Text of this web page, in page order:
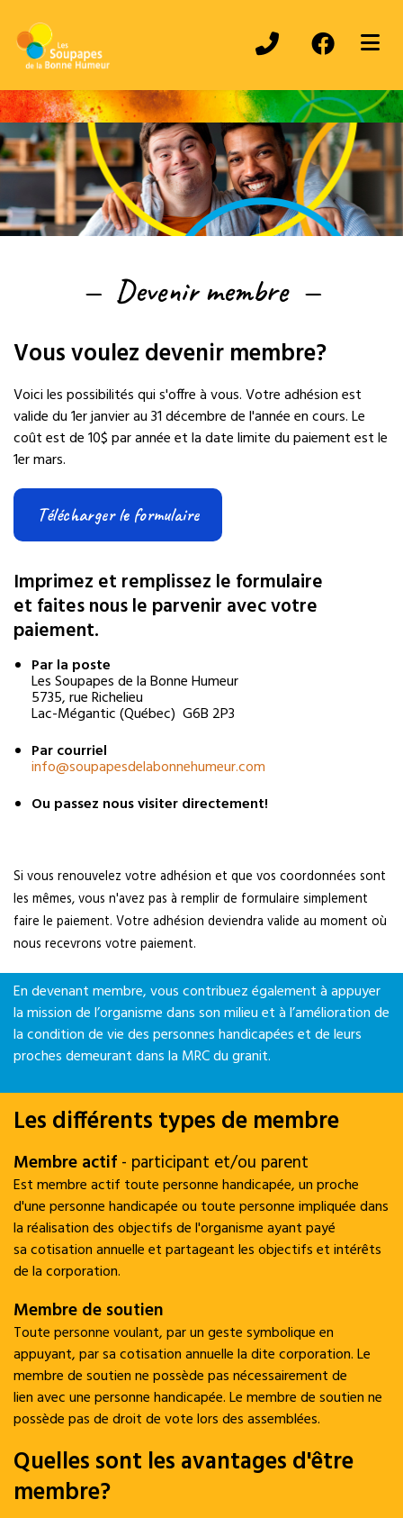
(Activités )
— Devenir membre —
Vous voulez devenir membre?
Voici les possibilités qui s'offre à vous. Votre adhésion est
valide du 1er janvier au 31 décembre de l'année en cours. Le
coût est de 10$ par année et la date limite du paiement est le
1er mars.
Télécharger le formulaire
Imprimez et remplissez le formulaire
et faites nous le parvenir avec votre
paiement.
Par la poste
Les Soupapes de la Bonne Humeur
5735, rue Richelieu
Lac-Mégantic (Québec) G6B 2P3
Par courriel
info@soupapesdelabonnehumeur.com
Ou passez nous visiter directement!
Si vous renouvelez votre adhésion et que vos coordonnées sont
les mêmes, vous n'avez pas à remplir de formulaire simplement
faire le paiement. Votre adhésion deviendra valide au moment où
nous recevrons votre paiement.
En devenant membre, vous contribuez également à appuyer
la mission de l’organisme dans son milieu et à l’amélioration de
la condition de vie des personnes handicapées et de leurs
proches demeurant dans la MRC du granit.
Les différents types de membre
Membre actif - participant et/ou parent
Est membre actif toute personne handicapée, un proche
d'une personne handicapée ou toute personne impliquée dans
la réalisation des objectifs de l'organisme ayant payé
sa cotisation annuelle et partageant les objectifs et intérêts
de la corporation.
Membre de soutien
Toute personne voulant, par un geste symbolique en
appuyant, par sa cotisation annuelle la dite corporation. Le
membre de soutien ne possède pas nécessairement de
lien avec une personne handicapée. Le membre de soutien ne
possède pas de droit de vote lors des assemblées.
Quelles sont les avantages d'être
membre?